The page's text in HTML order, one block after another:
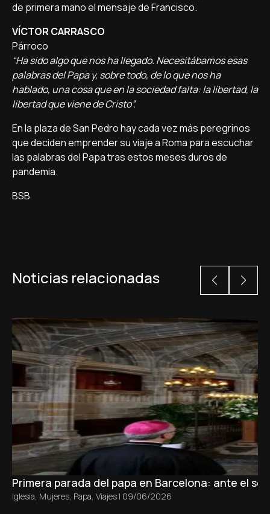
de primera mano el mensaje de Francisco.
VÍCTOR CARRASCO
Párroco
“Ha sido algo que nos ha llegado. Necesitábamos esas
palabras del Papa y, sobre todo, de lo que nos ha
hablado, una cosa que en la sociedad falta: la libertad, la
libertad que viene de Cristo”.
En la plaza de San Pedro hay cada vez más peregrinos
que deciden emprender su viaje a Roma para escuchar
las palabras del Papa tras estos meses duros de
pandemia.
BSB
Noticias relacionadas
Primera parada del papa en Barcelona: ante el
Iglesia, Mujeres, Papa, Viajes | 09/06/2026